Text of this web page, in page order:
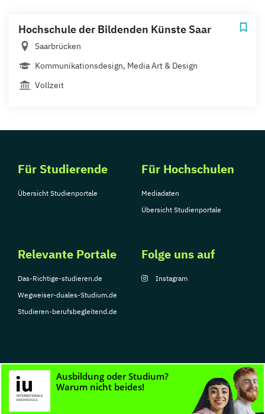
Hochschule der Bildenden Künste Saar
Saarbrücken
Kommunikationsdesign, Media Art & Design
Vollzeit
Für Studierende
Übersicht Studienportale
Für Hochschulen
Mediadaten
Übersicht Studienportale
Relevante Portale
Das-Richtige-studieren.de
Wegweiser-duales-Studium.de
Studieren-berufsbegleitend.de
Folge uns auf
Instagram
© Copyright 2026, TarGroup Media GmbH
Nutzungsbedingungen